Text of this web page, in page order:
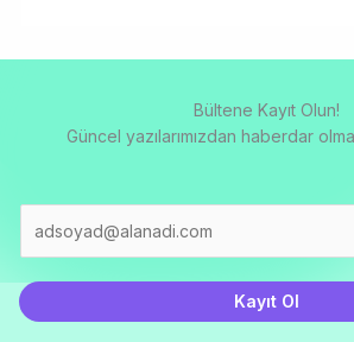
Bültene Kayıt Olun!
Güncel yazılarımızdan haberdar
i
l
Kayıt Ol